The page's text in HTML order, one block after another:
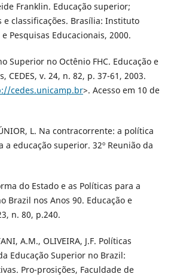
Franklin. Educação superior;
e classificações. Brasília: Instituto
Pesquisas Educacionais, 2000.
Superior no Octênio FHC. Educação e
CEDES, v. 24, n. 82, p. 37-61, 2003.
cedes.unicamp.br>. Acesso em 10 de
L. Na contracorrente: a política
a educação superior. 32º Reunião da
do Estado e as Políticas para a
Brazil nos Anos 90. Educação e
n. 80, p.240.
A.M., OLIVEIRA, J.F. Políticas
Educação Superior no Brazil:
Pro-prosições, Faculdade de